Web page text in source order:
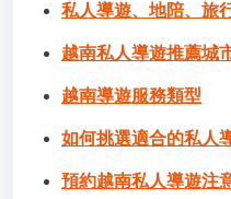
私人導遊、地陪、旅
越南私人導遊推薦城
越南導遊服務類型
如何挑選適合的私人
預約越南私人導遊注